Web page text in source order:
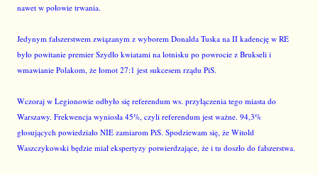
nawet w połowie trwania.
Jedynym fałszerstwem związanym z wyborem Donalda Tuska na II kadencję w RE
było powitanie premier Szydło kwiatami na lotnisku po powrocie z Brukseli i
wmawianie Polakom, że łomot 27:1 jest sukcesem rządu PiS.
Wczoraj w Legionowie odbyło się referendum ws. przyłączenia tego miasta do
Warszawy. Frekwencja wyniosła 45%, czyli referendum jest ważne. 94,3%
głosujących powiedziało NIE zamiarom PiS. Spodziewam się, że Witold
Waszczykowski będzie miał ekspertyzy potwierdzające, że i tu doszło do fałszerstwa.